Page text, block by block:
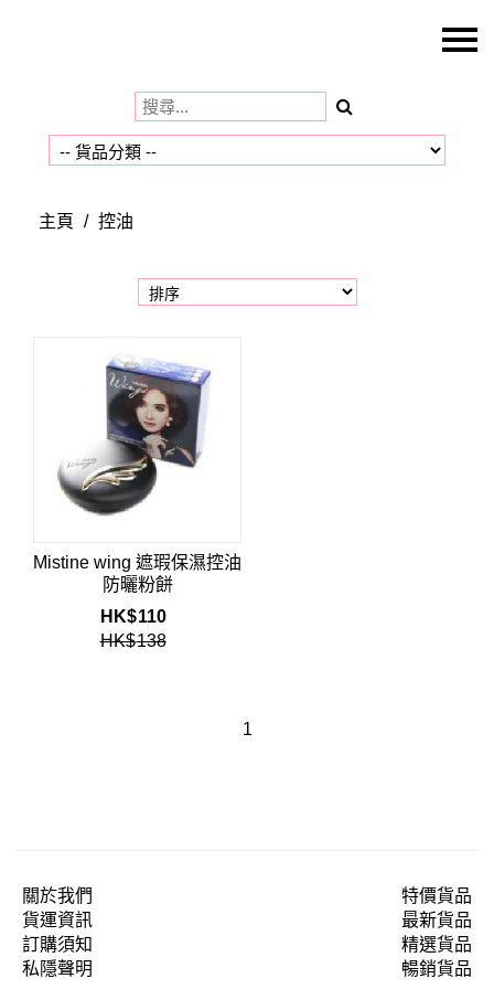
特價貨品
語言
主頁 / 控油
Mistine wing 遮瑕保濕控油
防曬粉餅
HK$110
HK$138
1
關於我們
貨運資訊
訂購須知
私隱聲明
特價貨品
最新貨品
精選貨品
暢銷貨品